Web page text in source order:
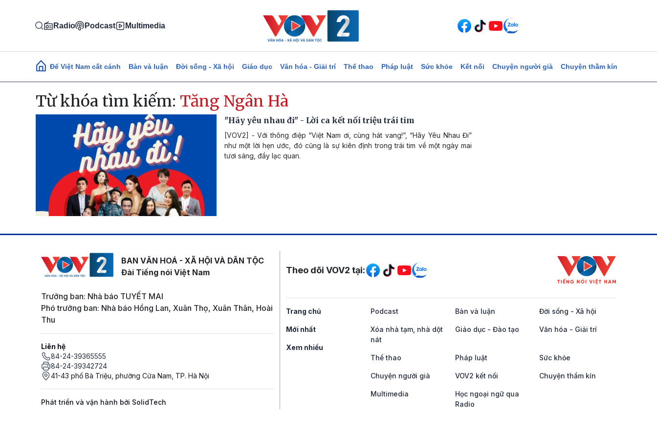
Radio Podcast Multimedia
Main navigation
Để Việt Nam cất cánh Bàn và luận Đời sống - Xã hội Giáo dục Văn hóa - Giải trí Thể thao Pháp luật Sức khỏe Kết nối Chuyện người già Chuyện thầm kín
Từ khóa tìm kiếm: Tăng Ngân Hà
"Hãy yêu nhau đi" - Lời ca kết nối triệu trái tim
[VOV2] - Với thông điệp “Việt Nam ơi, cùng hát vang!”, “Hãy Yêu Nhau Đi”
như một lời hẹn ước, đó cũng là sự kiên định trong trái tim về một ngày mai
tươi sáng, đầy lạc quan.
BAN VĂN HOÁ - XÃ HỘI VÀ DÂN TỘC
Đài Tiếng nói Việt Nam
Trưởng ban: Nhà báo TUYẾT MAI
Phó trưởng ban: Nhà báo Hồng Lan, Xuân Thọ, Xuân Thân, Hoài
Thu
Liên hệ
84-24-39365555
84-24-39342724
41-43 phố Bà Triệu, phường Cửa Nam, TP. Hà Nội
Phát triển và vận hành bởi SolidTech
Mạng xã hội
Theo dõi VOV2 tại:
Trang chủ
Mới nhất
Xem nhiều
Podcast Bàn và luận Đời sống - Xã hội
Xóa nhà tạm, nhà dột
nát
Giáo dục - Đào tạo Văn hóa - Giải trí
Thể thao Pháp luật Sức khỏe
Chuyện người già VOV2 kết nối Chuyện thầm kín
Multimedia
Học ngoại ngữ qua
Radio